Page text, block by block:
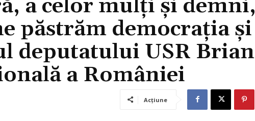
a celor mulți și demni,
păstrăm democrația și
deputatului USR Brian
a României
Acțiune